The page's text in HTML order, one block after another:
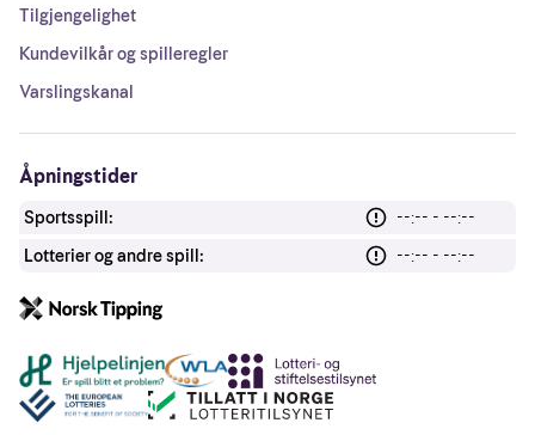
Tilgjengelighet
Kundevilkår og spilleregler
Varslingskanal
Åpningstider
Sportsspill:
--:-- - --:--
Lotterier og andre spill:
--:-- - --:--
Andre lenker